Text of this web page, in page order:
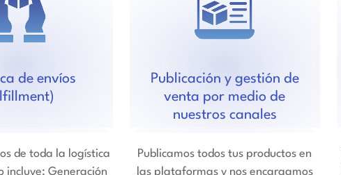
de envíos
Publicación y gestión de
venta por medio de
nuestros canales
de toda la logística
incluye: Generación
Publicamos todos tus productos en
las plataformas y nos encargamos